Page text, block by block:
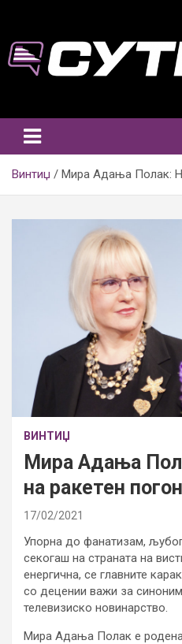
content
Винтиџ Мира Адања Полак:
ВИНТИЏ
Мира Адања
на ракетен погон
17/02/2021
Упорна до фанатизам,
секогаш на страната на
енергична, се главните
со децении важи за
телевизиско новинарство.
Мира Адања Полак е